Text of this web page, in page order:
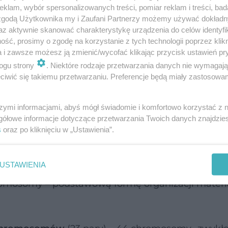
cech dotyczących danego człowieka.
nasz wygląd, cechy osobowości, a w dużej
każdej komórce jego organizmu, a dokładniej
w postaci nici DNA, które osiągają długość
musi zostać ciasno upakowane.
– podstawową formę organizacji
wybór spersonalizowanych treści, pomiar reklam i treści,
Użytkownika my i Zaufani Partnerzy możemy używać
aktywnie skanować charakterystykę urządzenia do celów
prosimy o zgodę na korzystanie z tych technologii poprzez
i zawsze możesz ją zmienić/wycofać klikając przycisk ustawień
strony
. Niektóre rodzaje przetwarzania danych nie
się takiemu przetwarzaniu. Preferencje będą miały
informacjami, abyś mógł świadomie i komfortowo korzystać z
informacje dotyczące przetwarzania Twoich danych
oraz po kliknięciu w „Ustawienia”.
USTAWIENIA